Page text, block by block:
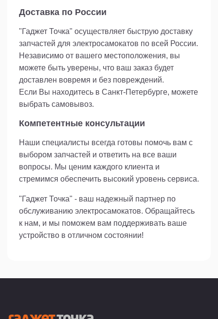
Доставка по России
"Гаджет Точка" осуществляет быструю доставку
запчастей для электросамокатов по всей России.
Независимо от вашего местоположения, вы
можете быть уверены, что ваш заказ будет
доставлен вовремя и без повреждений.
Если Вы находитесь в Санкт-Петербурге, можете
выбрать самовывоз.
Компетентные консультации
Наши специалисты всегда готовы помочь вам с
выбором запчастей и ответить на все ваши
вопросы. Мы ценим каждого клиента и
стремимся обеспечить высокий уровень сервиса.
"Гаджет Точка" - ваш надежный партнер по
обслуживанию электросамокатов. Обращайтесь
к нам, и мы поможем вам поддерживать ваше
устройство в отличном состоянии!